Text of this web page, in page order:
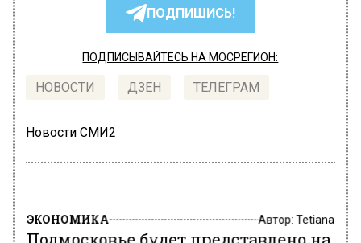
ПОДПИШИСЬ!
ПОДПИСЫВАЙТЕСЬ НА МОСРЕГИОН:
НОВОСТИ ДЗЕН ТЕЛЕГРАМ
Новости СМИ2
ЭКОНОМИКА Автор:Tetiana
Подмосковье будет представлено на